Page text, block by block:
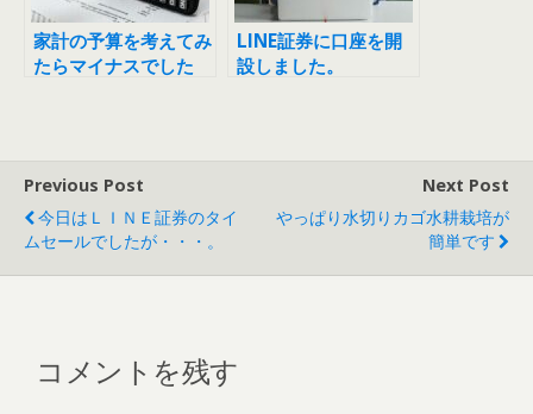
家計の予算を考えてみ
たらマイナスでした
LINE証券に口座を開
設しました。
Previous Post
今日はＬＩＮＥ証券のタイ
ムセールでしたが・・・。
Next Post
やっぱり水切りカゴ水耕栽培が
簡単です
コメントを残す